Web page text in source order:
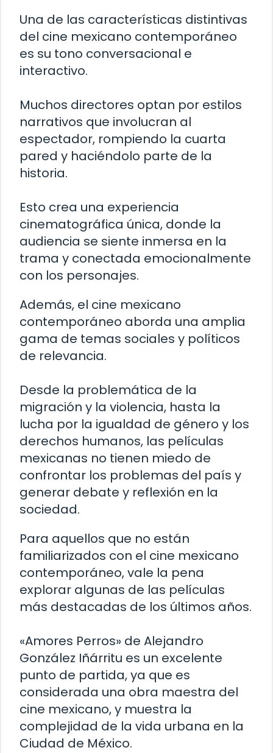
Una de las características distintivas
del cine mexicano contemporáneo
es su tono conversacional e
interactivo.
Muchos directores optan por estilos
narrativos que involucran al
espectador, rompiendo la cuarta
pared y haciéndolo parte de la
historia.
Esto crea una experiencia
cinematográfica única, donde la
audiencia se siente inmersa en la
trama y conectada emocionalmente
con los personajes.
Además, el cine mexicano
contemporáneo aborda una amplia
gama de temas sociales y políticos
de relevancia.
Desde la problemática de la
migración y la violencia, hasta la
lucha por la igualdad de género y los
derechos humanos, las películas
mexicanas no tienen miedo de
confrontar los problemas del país y
generar debate y reflexión en la
sociedad.
Para aquellos que no están
familiarizados con el cine mexicano
contemporáneo, vale la pena
explorar algunas de las películas
más destacadas de los últimos años.
«Amores Perros» de Alejandro
González Iñárritu es un excelente
punto de partida, ya que es
considerada una obra maestra del
cine mexicano, y muestra la
complejidad de la vida urbana en la
Ciudad de México.